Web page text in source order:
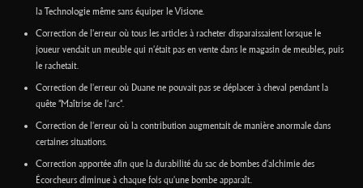
la Technologie même sans équiper le Visione.
Correction de l'erreur où tous les articles à racheter disparaissaient lorsque le
joueur vendait un meuble qui n'était pas en vente dans le magasin de meubles, puis
le rachetait.
Correction de l'erreur où Duane ne pouvait pas se déplacer à cheval pendant la
quête "Maîtrise de l'arc".
Correction de l'erreur où la contribution augmentait de manière anormale dans
certaines situations.
Correction apportée afin que la durabilité du sac de bombes d'alchimie des
Écorcheurs diminue à chaque fois qu'une bombe apparaît.